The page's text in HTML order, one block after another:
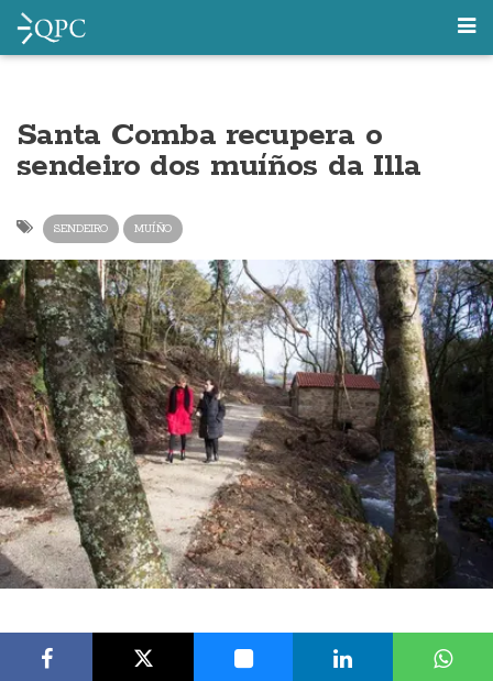
Santa Comba recupera o
sendeiro dos muíños da Illa
SENDEIRO MUÍÑO